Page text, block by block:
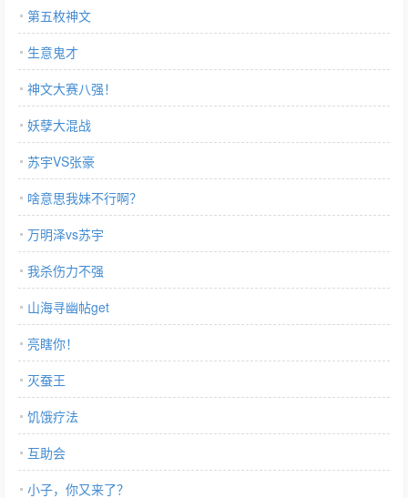
第五枚神文
生意鬼才
神文大赛八强！
妖孽大混战
苏宇VS张豪
啥意思我妹不行啊？
万明泽vs苏宇
我杀伤力不强
山海寻幽帖get
亮瞎你！
灭蚕王
饥饿疗法
互助会
小子，你又来了？